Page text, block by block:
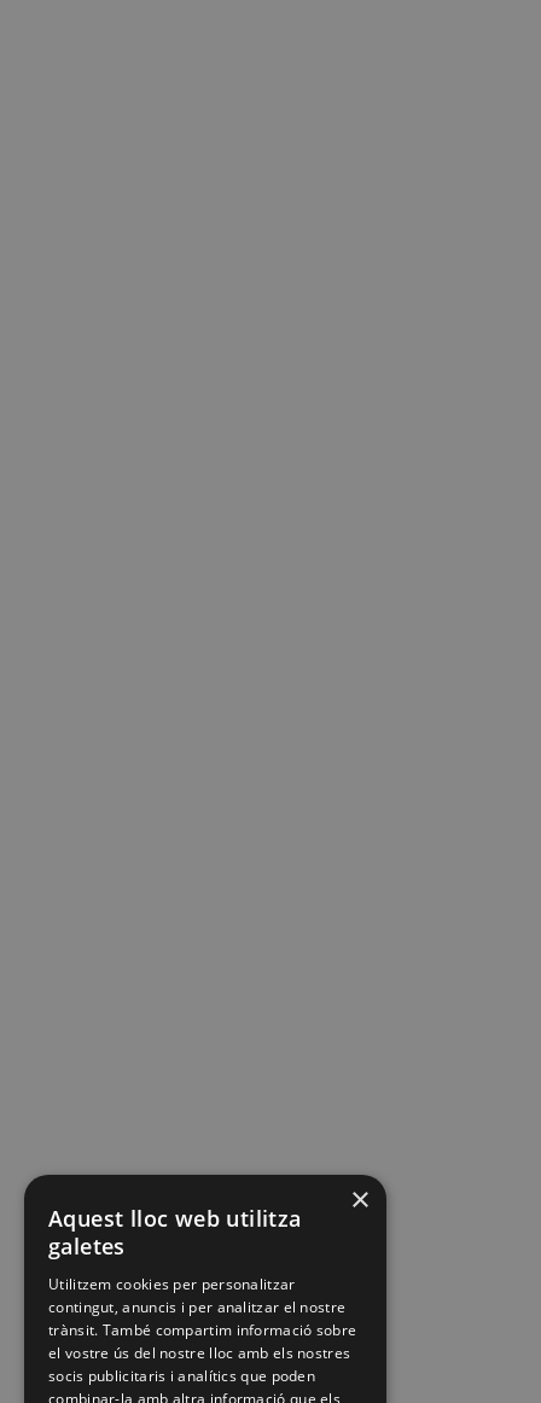
×
Aquest lloc web utilitza
galetes
Utilitzem cookies per personalitzar
contingut, anuncis i per analitzar el nostre
trànsit. També compartim informació sobre
el vostre ús del nostre lloc amb els nostres
socis publicitaris i analítics que poden
combinar-la amb altra informació que els